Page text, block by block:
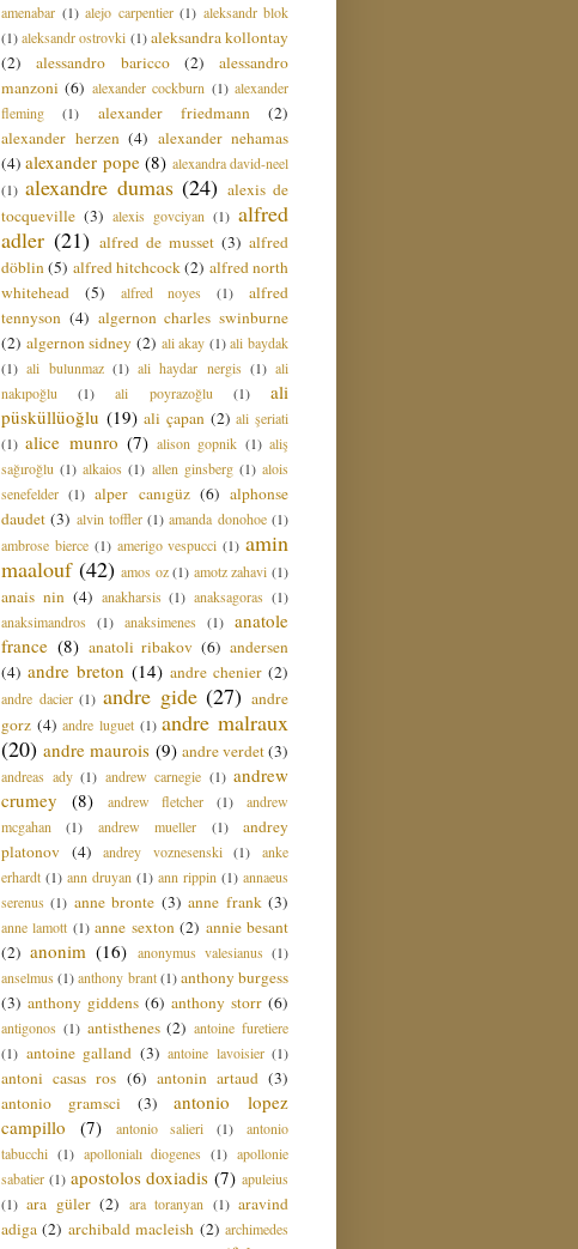
amenabar (1) alejo carpentier (1) aleksandr blok
(1) aleksandr ostrovki (1) aleksandra kollontay
(2)
alessandro baricco (2)
alessandro
manzoni (6) alexander cockburn (1) alexander
fleming
(1) alexander friedmann
(2)
alexander herzen (4) alexander nehamas
(4) alexander pope (8) alexandra david-neel
(1) alexandre dumas (24) alexis de
tocqueville (3) alexis govciyan (1) alfred
adler (21) alfred de musset (3) alfred
döblin (5) alfred hitchcock(2) alfred north
whitehead
(5) alfred noyes (1)
alfred
tennyson (4) algernon charles swinburne
(2) algernon sidney (2) ali akay (1) ali baydak
(1) ali bulunmaz (1) ali haydar nergis (1) ali
nakıpoğlu
(1) ali poyrazoğlu (1)
ali
püsküllüoğlu (19) ali çapan (2) ali şeriati
(1) alice munro (7) alison gopnik (1) aliş
sağıroğlu (1) alkaios (1) allen ginsberg (1) alois
senefelder (1) alper canıgüz (6) alphonse
daudet (3) alvin toffler (1) amanda donohoe (1)
ambrose bierce (1) amerigo vespucci (1) amin
maalouf (42) amos oz (1) amotz zahavi (1)
anais nin (4) anakharsis (1) anaksagoras (1)
anaksimandros
(1) anaksimenes (1) anatole
france (8) anatoli ribakov (6) andersen
(4) andre breton (14) andre chenier (2)
andre dacier (1) andre gide (27) andre
gorz (4) andre luguet (1) andre malraux
(20) andre maurois (9) andre verdet(3)
andreas ady (1) andrew carnegie (1) andrew
crumey
(8) andrew fletcher (1)
andrew
mcgahan
(1) andrew mueller (1)
andrey
platonov (4) andrey voznesenski (1)
anke
erhardt (1) ann druyan (1) ann rippin (1) annaeus
serenus (1) anne bronte (3) anne frank (3)
anne lamott (1) anne sexton (2) annie besant
(2) anonim (16) anonymus valesianus (1)
anselmus (1) anthony brant (1) anthony burgess
(3) anthony giddens (6) anthony storr (6)
antigonos (1) antisthenes (2) antoine furetiere
(1) antoine galland (3) antoine lavoisier (1)
antoni casas ros (6) antonin artaud (3)
antonio gramsci
(3)
antonio lopez
campillo
(7) antonio salieri (1)
antonio
tabucchi (1) apollonialı diogenes (1) apollonie
sabatier (1) apostolos doxiadis (7) apuleius
(1) ara güler (2) ara toranyan (1) aravind
adiga (2) archibald macleish (2) archimedes